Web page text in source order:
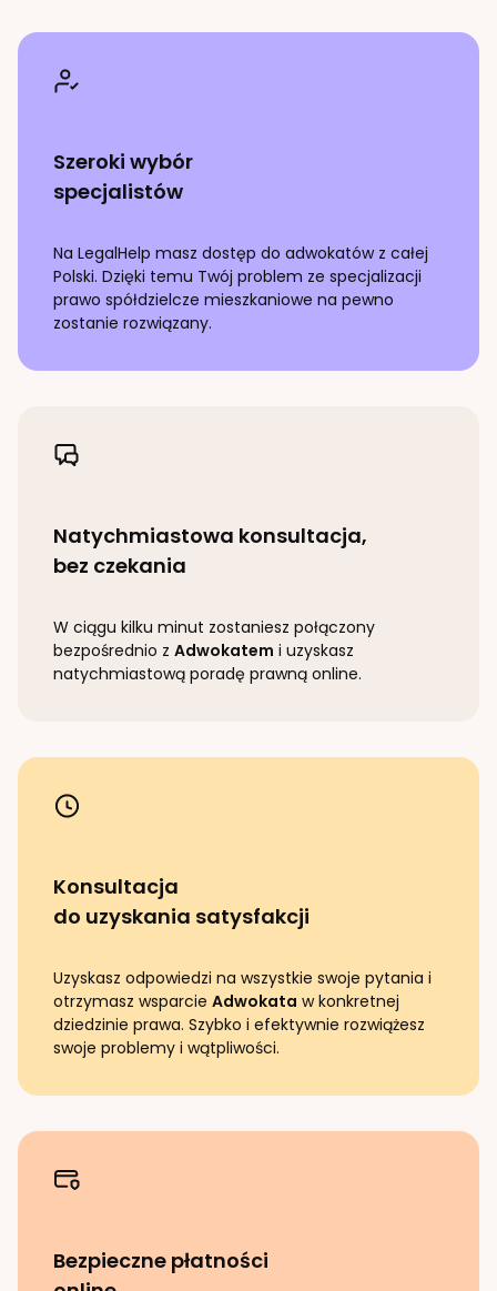
Szeroki wybór
specjalistów
Na LegalHelp masz dostęp do adwokatów z całej
Polski. Dzięki temu Twój problem ze specjalizacji
prawo spółdzielcze mieszkaniowe na pewno
zostanie rozwiązany.
Natychmiastowa konsultacja,
bez czekania
W ciągu kilku minut zostaniesz połączony
bezpośrednio z Adwokatem i uzyskasz
natychmiastową poradę prawną online.
Konsultacja
do uzyskania satysfakcji
Uzyskasz odpowiedzi na wszystkie swoje pytania i
otrzymasz wsparcie Adwokata w konkretnej
dziedzinie prawa. Szybko i efektywnie rozwiążesz
swoje problemy i wątpliwości.
Bezpieczne płatności